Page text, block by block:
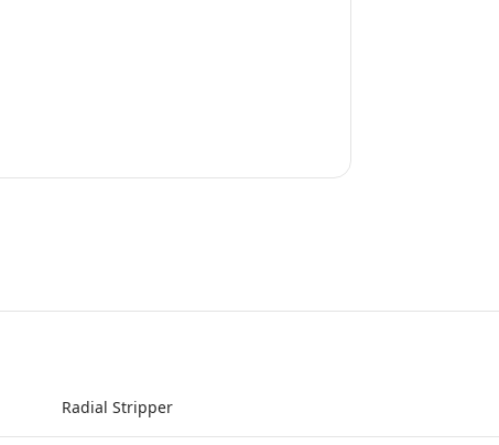
Radial Stripper